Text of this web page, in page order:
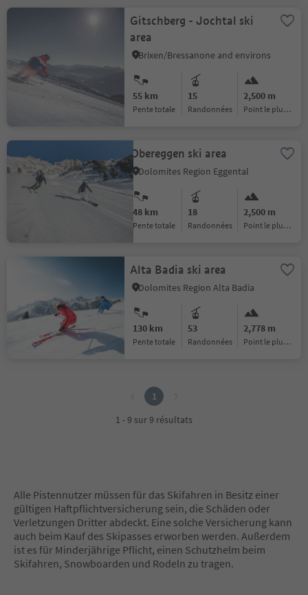
Gitschberg - Jochtal ski
area
Brixen/Bressanone and environs
55 km
pente totale
15
randonnées
2,500 m
Point le plus haut :
Obereggen ski area
Dolomites Region Eggental
48 km
pente totale
18
randonnées
2,500 m
Point le plus haut :
Alta Badia ski area
Dolomites Region Alta Badia
130 km
pente totale
53
randonnées
2,778 m
Point le plus haut :
1
1 - 9 sur 9 résultats
Alle Pistennutzer müssen für das Skifahren in Besitz einer
gültigen Haftpflichtversicherung sein, die Schäden oder
Verletzungen Dritter abdeckt. Eine solche Versicherung kann
auch beim Kauf des Skipasses erworben werden. Außerdem
ist es für Minderjährige Pflicht, einen Schutzhelm beim
Skifahren, Snowboarden und Rodeln zu tragen.